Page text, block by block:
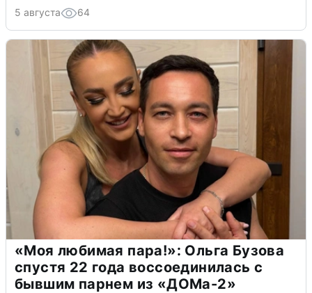
5 августа 64
«Моя любимая пара!»: Ольга Бузова
спустя 22 года воссоединилась с
бывшим парнем из «ДОМа-2»